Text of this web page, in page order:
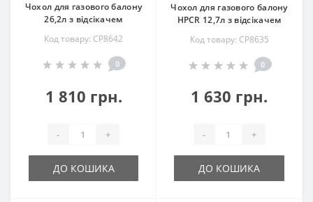
Чохол для газового балону
26,2л з відсікачем
Код товару: CP8642
0
1 810 грн.
- +
ДО КОШИКА
Чохол для газового балону
HPCR 12,7л з відсікачем
Код товару: СP8635
0
1 630 грн.
- +
ДО КОШИКА